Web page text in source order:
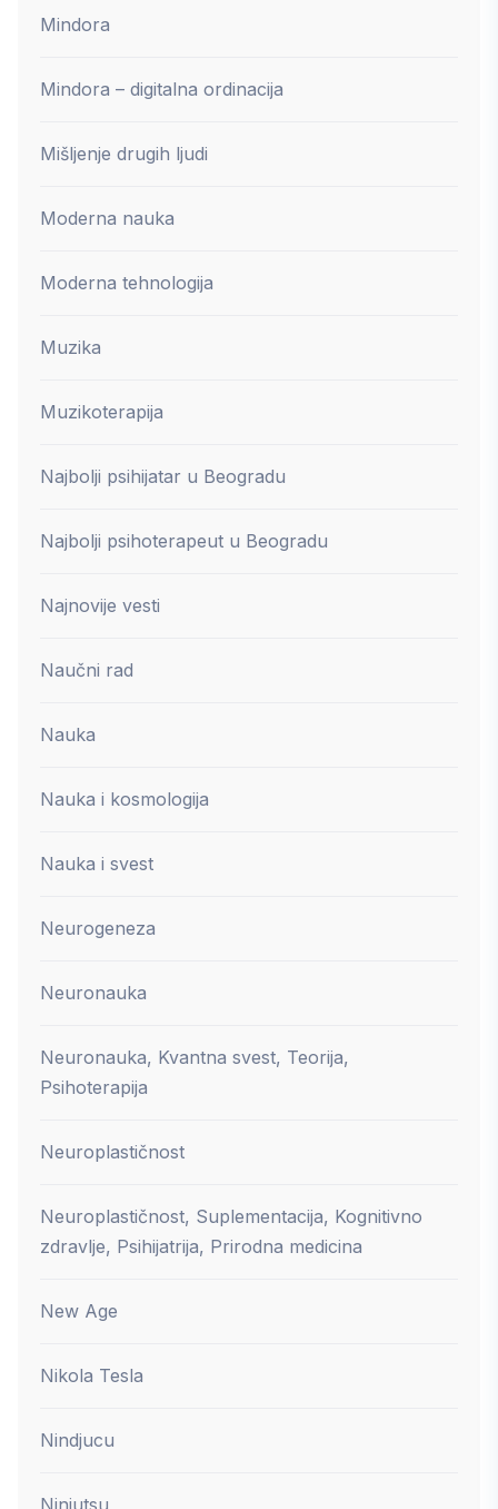
Mindora
Mindora – digitalna ordinacija
Mišljenje drugih ljudi
Moderna nauka
Moderna tehnologija
Muzika
Muzikoterapija
Najbolji psihijatar u Beogradu
Najbolji psihoterapeut u Beogradu
Najnovije vesti
Naučni rad
Nauka
Nauka i kosmologija
Nauka i svest
Neurogeneza
Neuronauka
Neuronauka, Kvantna svest, Teorija,
Psihoterapija
Neuroplastičnost
Neuroplastičnost, Suplementacija, Kognitivno
zdravlje, Psihijatrija, Prirodna medicina
New Age
Nikola Tesla
Nindjucu
Ninjutsu